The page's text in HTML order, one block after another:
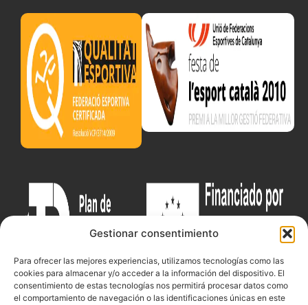
Gestionar consentimiento
Para ofrecer las mejores experiencias, utilizamos tecnologías como las
cookies para almacenar y/o acceder a la información del dispositivo. El
consentimiento de estas tecnologías nos permitirá procesar datos como
el comportamiento de navegación o las identificaciones únicas en este